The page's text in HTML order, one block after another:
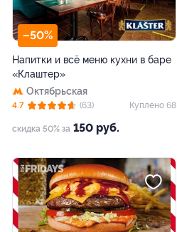
–50%
Напитки и всё меню кухни в баре
«Клаштер»
Октябрьская
скидка 50% за 150 руб.
4.7 (63) Куплено 68